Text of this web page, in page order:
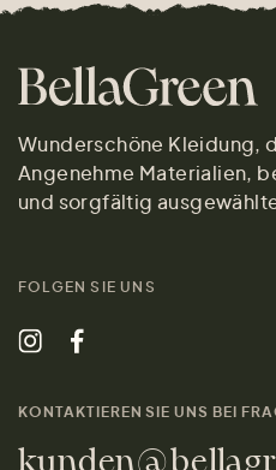
Wunderschöne Kleidung,
Angenehme Materialien,
und sorgfältig
FOLGEN SIE UNS
KONTAKTIEREN SIE UNS BEI